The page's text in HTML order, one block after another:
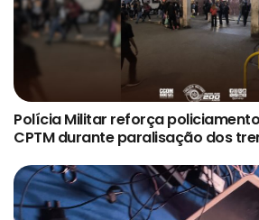
Polícia Militar reforça
CPTM durante paralisação dos